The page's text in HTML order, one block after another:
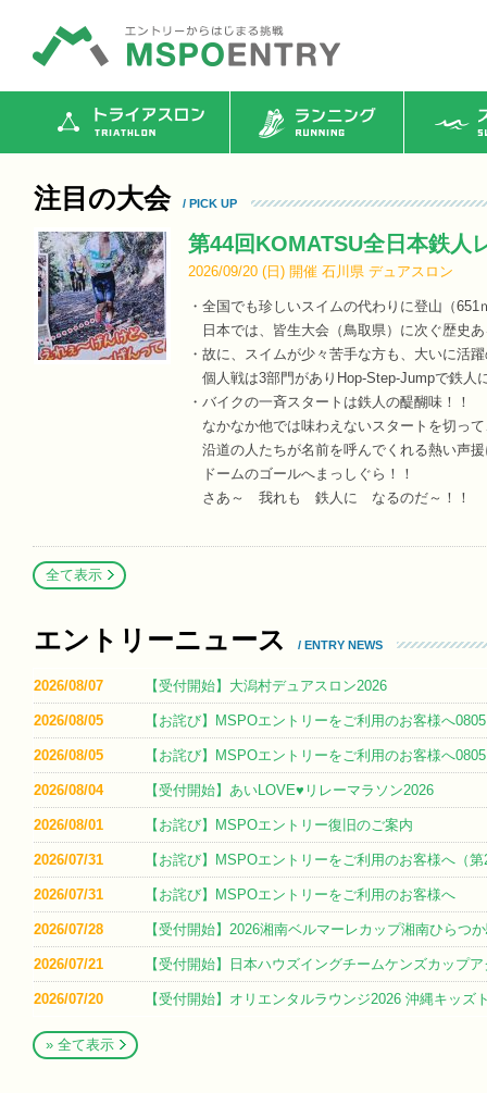
トライアスロン ランニング ス
注目の大会 / PICK UP
第44回KOMATSU全日本鉄人
2026/09/20 ( 日 ) 開催 石川県 デュアスロン
・全国でも珍しいスイムの代わりに登山（
日本では、皆生大会（鳥取県）に次ぐ歴史
・故に、スイムが少々苦手な方も、大いに活
個人戦は3部門がありHop-Step-Jumpで鉄人
・バイクの一斉スタートは鉄人の醍醐味！！
なかなか他では味わえないスタートを切っ
沿道の人たちが名前を呼んでくれる熱い声
ドームのゴールへまっしぐら！！
さあ～ 我れも 鉄人に なるのだ～！！
全て表示
エントリーニュース / ENTRY NEWS
2026/08/07 【受付開始】大潟村デュアスロン2026
2026/08/05 【お詫び】MSPOエントリーをご利用のお客様へ0805
2026/08/05 【お詫び】MSPOエントリーをご利用のお客様へ0805
2026/08/04 【受付開始】あいLOVE♥リレーマラソン2026
2026/08/01 【お詫び】MSPOエントリー復旧のご案内
2026/07/31 【お詫び】MSPOエントリーをご利用のお客様へ（
2026/07/31 【お詫び】MSPOエントリーをご利用のお客様へ
2026/07/28 【受付開始】2026湘南ベルマーレカップ湘南ひらつ
2026/07/21 【受付開始】日本ハウズイングチームケンズカップ
2026/07/20 【受付開始】オリエンタルラウンジ2026 沖縄キッズ
» 全て表示